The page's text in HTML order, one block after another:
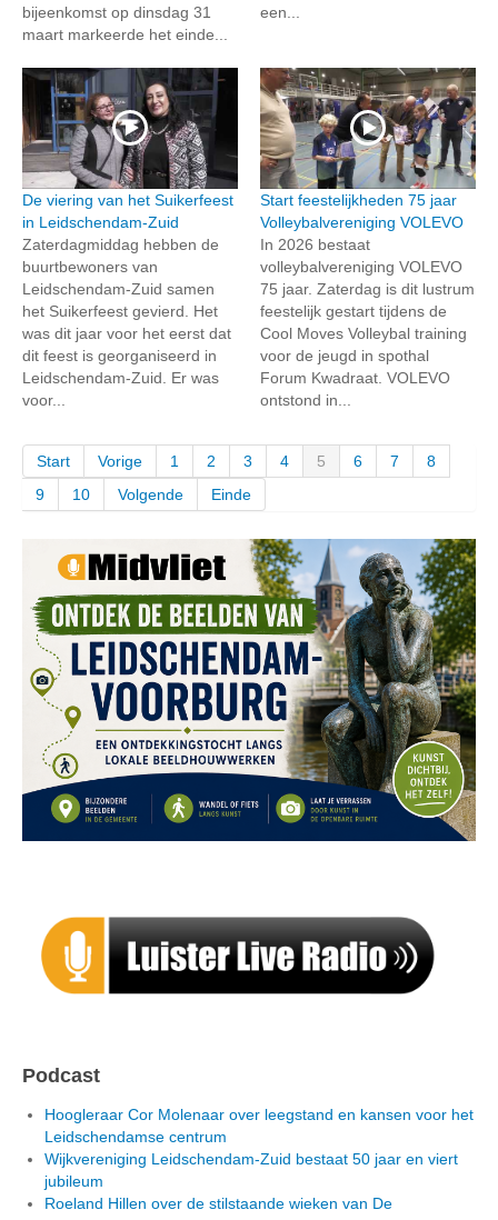
bijeenkomst op dinsdag 31
maart markeerde het einde...
een...
De viering van het Suikerfeest
in Leidschendam-Zuid
Zaterdagmiddag hebben de
buurtbewoners van
Leidschendam-Zuid samen
het Suikerfeest gevierd. Het
was dit jaar voor het eerst dat
dit feest is georganiseerd in
Leidschendam-Zuid. Er was
voor...
Start feestelijkheden 75 jaar
Volleybalvereniging VOLEVO
In 2026 bestaat
volleybalvereniging VOLEVO
75 jaar. Zaterdag is dit lustrum
feestelijk gestart tijdens de
Cool Moves Volleybal training
voor de jeugd in spothal
Forum Kwadraat. VOLEVO
ontstond in...
Start Vorige 1 2 3 4 5 6 7
8
9
10 Volgende Einde
Podcast
Hoogleraar Cor Molenaar over leegstand en kansen voor het
Leidschendamse centrum
Wijkvereniging Leidschendam-Zuid bestaat 50 jaar en viert
jubileum
Roeland Hillen over de stilstaande wieken van De